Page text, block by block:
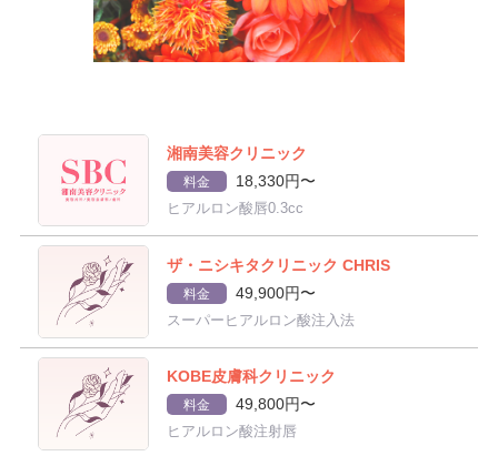
湘南美容クリニック
料金 18,330円〜
ヒアルロン酸唇0.3cc
ザ・ニシキタクリニック CHRIS
料金 49,900円〜
スーパーヒアルロン酸注入法
KOBE皮膚科クリニック
料金 49,800円〜
ヒアルロン酸注射唇